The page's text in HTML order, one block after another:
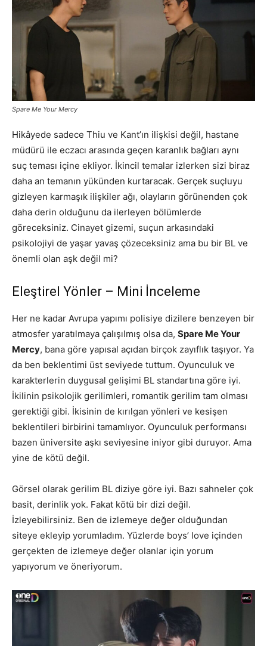
Spare Me Your Mercy
Hikâyede sadece Thiu ve Kant’ın ilişkisi değil, hastane
müdürü ile eczacı arasında geçen karanlık bağları aynı
suç teması içine ekliyor. İkincil temalar izlerken sizi biraz
daha an temanın yükünden kurtaracak. Gerçek suçluyu
gizleyen karmaşık ilişkiler ağı, olayların görünenden çok
daha derin olduğunu da ilerleyen bölümlerde
göreceksiniz. Cinayet gizemi, suçun arkasındaki
psikolojiyi de yaşar yavaş çözeceksiniz ama bu bir BL ve
önemli olan aşk değil mi?
Eleştirel Yönler – Mini İnceleme
Her ne kadar Avrupa yapımı polisiye dizilere benzeyen bir
atmosfer yaratılmaya çalışılmış olsa da, Spare Me Your
Mercy, bana göre yapısal açıdan birçok zayıflık taşıyor. Ya
da ben beklentimi üst seviyede tuttum. Oyunculuk ve
karakterlerin duygusal gelişimi BL standartına göre iyi.
İkilinin psikolojik gerilimleri, romantik gerilim tam olması
gerektiği gibi. İkisinin de kırılgan yönleri ve kesişen
beklentileri birbirini tamamlıyor. Oyunculuk performansı
bazen üniversite aşkı seviyesine iniyor gibi duruyor. Ama
yine de kötü değil.
Görsel olarak gerilim BL diziye göre iyi. Bazı sahneler çok
basit, derinlik yok. Fakat kötü bir dizi değil.
İzleyebilirsiniz. Ben de izlemeye değer olduğundan
siteye ekleyip yorumladım. Yüzlerde boys’ love içinden
gerçekten de izlemeye değer olanlar için yorum
yapıyorum ve öneriyorum.